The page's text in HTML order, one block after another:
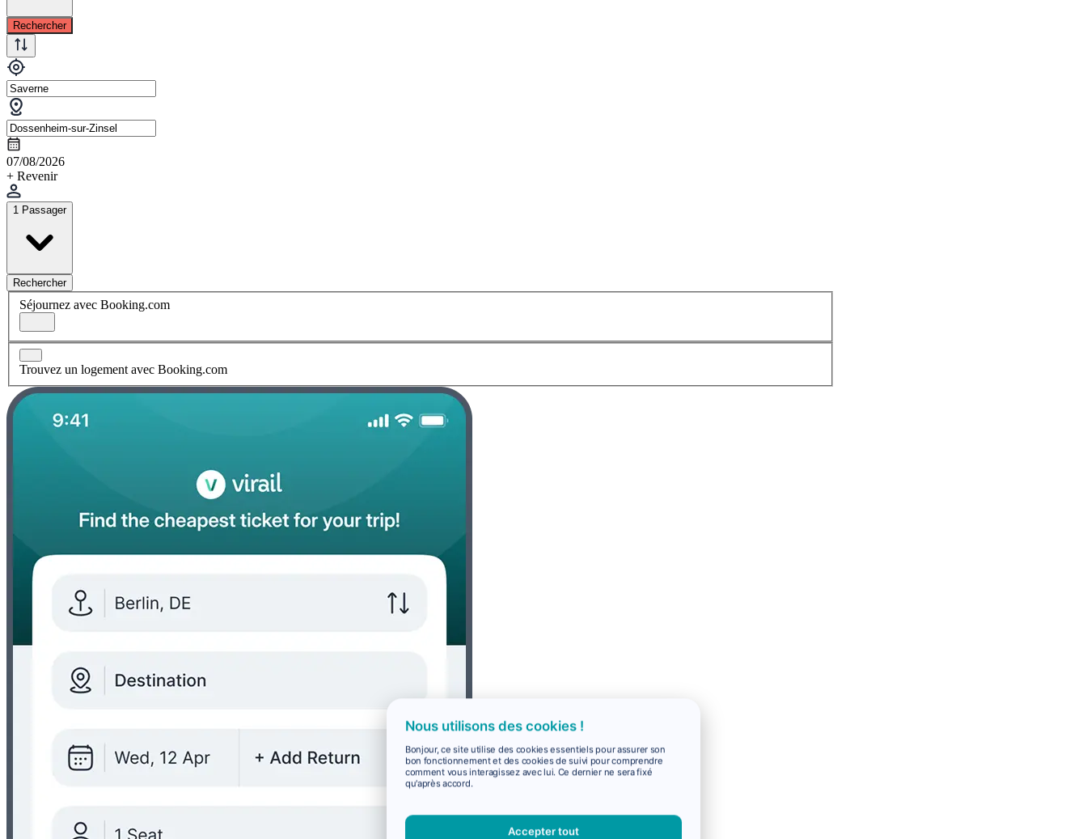
Rechercher
07/08/2026
+ Revenir
1 Passager
Rechercher
Séjournez avec Booking.com
Trouvez un logement avec Booking.com
Nous utilisons des cookies !
Bonjour, ce site utilise des cookies essentiels pour assurer son
bon fonctionnement et des cookies de suivi pour comprendre
comment vous interagissez avec lui. Ce dernier ne sera fixé
qu'après accord.
Accepter tout